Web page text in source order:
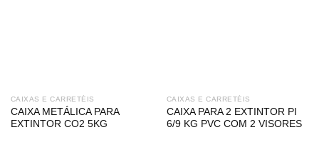
CAIXAS E CARRETÉIS
CAIXA METÁLICA PARA
EXTINTOR CO2 5KG
CAIXAS E CARRETÉIS
CAIXA PARA 2 EXTINTOR PI
6/9 KG PVC COM 2 VISORES